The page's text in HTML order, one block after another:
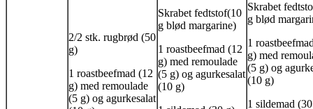
2/2 stk. rugbrød (50
g)
1 roastbeefmad (12
g) med remoulade
(5 g) og agurkesalat
Skrabet fedtstof(10
g blød margarine)
1 roastbeefmad (12
g) med remoulade
(5 g) og agurkesalat
(10 g)
Skrabet
g blød
1
g) med
(5 g) og
(10 g)
1 sildemad